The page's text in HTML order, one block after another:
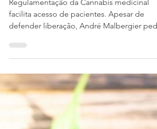
Jornal da USP no Ar – Medicina
#20: Regulamentação da Cannabis
medicinal e um estudo sobre efeito
da maconha na qualidade de
espermatozoides
Regulamentação da Cannabis medicinal
facilita acesso de pacientes. Apesar de
defender liberação, André Malbergier pede
cautela na...